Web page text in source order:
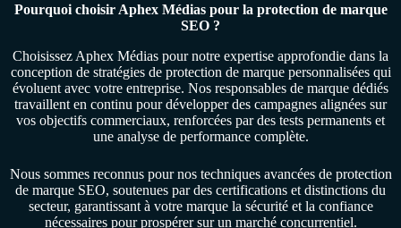
Pourquoi choisir Aphex Médias pour la protection de marque
SEO ?
Choisissez Aphex Médias pour notre expertise approfondie dans la
conception de stratégies de protection de marque personnalisées qui
évoluent avec votre entreprise. Nos responsables de marque dédiés
travaillent en continu pour développer des campagnes alignées sur
vos objectifs commerciaux, renforcées par des tests permanents et
une analyse de performance complète.
Nous sommes reconnus pour nos techniques avancées de protection
de marque SEO, soutenues par des certifications et distinctions du
secteur, garantissant à votre marque la sécurité et la confiance
nécessaires pour prospérer sur un marché concurrentiel.